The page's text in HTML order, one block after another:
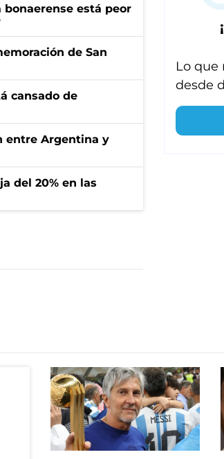
está peor
de San
cansado de
entre Argentina y
del 20% en las
Lo que
desde